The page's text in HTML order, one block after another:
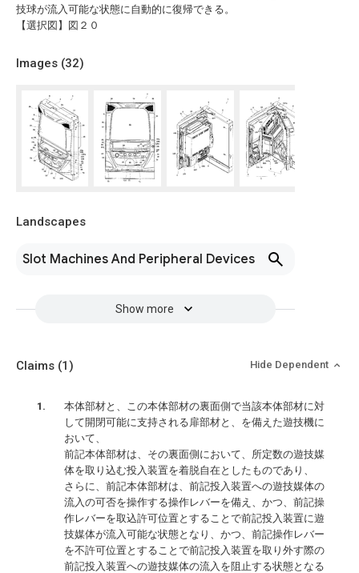
技球が流入可能な状態に自動的に復帰できる。
【選択図】図２０
Images (32)
Landscapes
Slot Machines And Peripheral Devices
Show more
Claims (1) Hide Dependent
本体部材と、この本体部材の裏面側で当該本体部材に対
して開閉可能に支持される扉部材と、を備えた遊技機に
おいて、
前記本体部材は、その裏面側において、所定数の遊技媒
体を取り込む投入装置を着脱自在としたものであり、
さらに、前記本体部材は、前記投入装置への遊技媒体の
流入の可否を操作する操作レバーを備え、かつ、前記操
作レバーを取込許可位置とすることで前記投入装置に遊
技媒体が流入可能な状態となり、かつ、前記操作レバー
を不許可位置とすることで前記投入装置を取り外す際の
前記投入装置への遊技媒体の流入を阻止する状態となる